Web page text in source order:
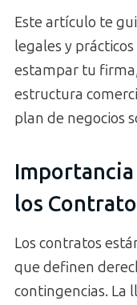
Este artículo te
legales y
estampar tu
estructura
plan de negocios
los
Los contratos
que definen
contingencias. La